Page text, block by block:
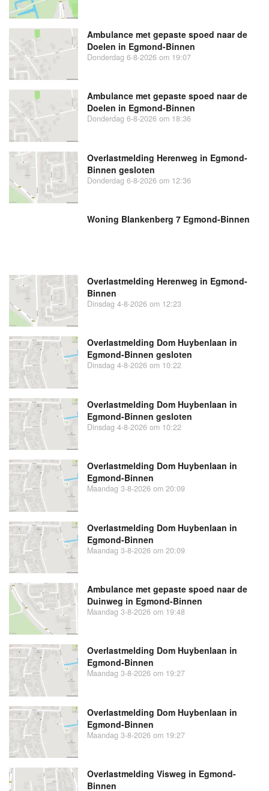
Ambulance met gepaste spoed naar de
Doelen in Egmond-Binnen
Donderdag 6-8-2026 om 19:07
Ambulance met gepaste spoed naar de
Doelen in Egmond-Binnen
Donderdag 6-8-2026 om 18:36
Overlastmelding Herenweg in Egmond-
Binnen gesloten
Donderdag 6-8-2026 om 12:36
Woning Blankenberg 7 Egmond-Binnen
Overlastmelding Herenweg in Egmond-
Binnen
Dinsdag 4-8-2026 om 12:23
Overlastmelding Dom Huybenlaan in
Egmond-Binnen gesloten
Dinsdag 4-8-2026 om 10:22
Overlastmelding Dom Huybenlaan in
Egmond-Binnen gesloten
Dinsdag 4-8-2026 om 10:22
Overlastmelding Dom Huybenlaan in
Egmond-Binnen
Maandag 3-8-2026 om 20:09
Overlastmelding Dom Huybenlaan in
Egmond-Binnen
Maandag 3-8-2026 om 20:09
Ambulance met gepaste spoed naar de
Duinweg in Egmond-Binnen
Maandag 3-8-2026 om 19:48
Overlastmelding Dom Huybenlaan in
Egmond-Binnen
Maandag 3-8-2026 om 19:27
Overlastmelding Dom Huybenlaan in
Egmond-Binnen
Maandag 3-8-2026 om 19:27
Overlastmelding Visweg in Egmond-
Binnen